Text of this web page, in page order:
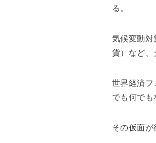
る。
気候変動対
貨）など、
世界経済フ
でも何でも
その仮面が